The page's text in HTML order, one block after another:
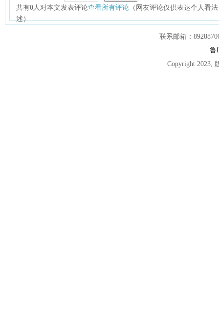
共有0人对本文发表评论查看所有评论 （网友评论仅供表达个人看
述）
联系邮箱：
鲁
Copyright 2023,